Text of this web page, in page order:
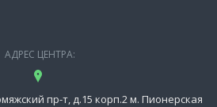
АДРЕС ЦЕНТРА:
пр-т, д.15 корп.2 м. Пионерская